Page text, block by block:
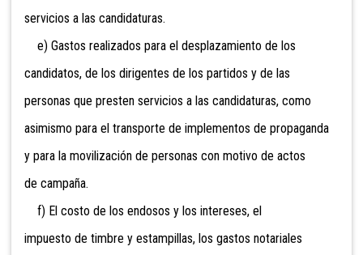
servicios a las candidaturas.
e) Gastos realizados para el desplazamiento de los
candidatos, de los dirigentes de los partidos y de las
personas que presten servicios a las candidaturas, como
asimismo para el transporte de implementos de propaganda
y para la movilización de personas con motivo de actos
de campaña.
f) El costo de los endosos y los intereses, el
impuesto de timbre y estampillas, los gastos notariales